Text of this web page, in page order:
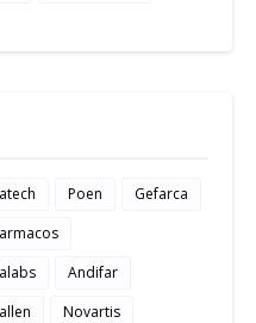
Poen
Gefarca
Andifar
Novartis